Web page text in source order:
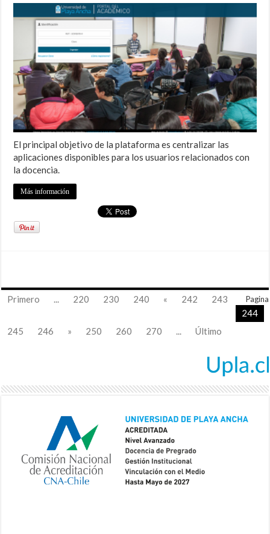
El principal objetivo de la plataforma es centralizar las
aplicaciones disponibles para los usuarios relacionados con
la docencia.
Más información
Pagina
Primero ... 220 230 240 « 242
243
244
245
246 » 250 260 270 ... Último